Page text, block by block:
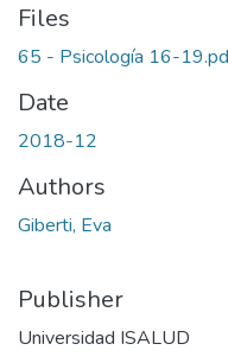
Files
65 - Psicología 16-
Date
2018-12
Authors
Giberti, Eva
Publisher
Universidad ISALUD